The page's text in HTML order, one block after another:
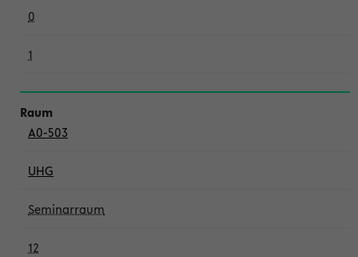
0
1
A0-503
UHG
Seminarraum
12